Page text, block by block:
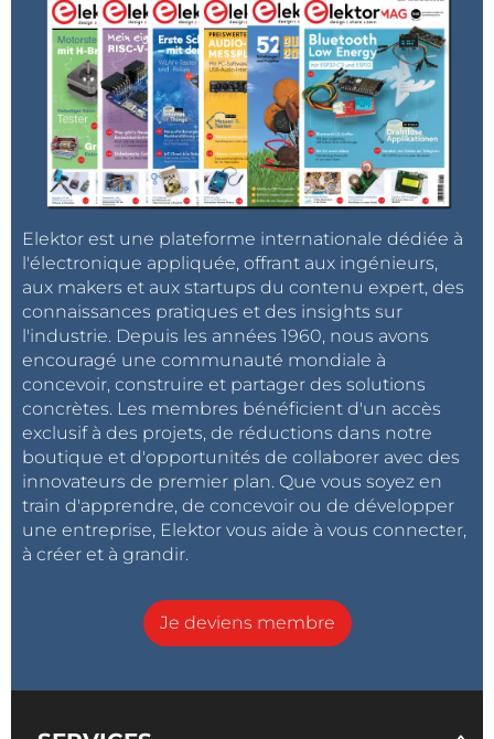
Elektor est une plateforme internationale dédiée à
l'électronique appliquée, offrant aux ingénieurs,
aux makers et aux startups du contenu expert, des
connaissances pratiques et des insights sur
l'industrie. Depuis les années 1960, nous avons
encouragé une communauté mondiale à
concevoir, construire et partager des solutions
concrètes. Les membres bénéficient d'un accès
exclusif à des projets, de réductions dans notre
boutique et d'opportunités de collaborer avec des
innovateurs de premier plan. Que vous soyez en
train d'apprendre, de concevoir ou de développer
une entreprise, Elektor vous aide à vous connecter,
à créer et à grandir.
Je deviens membre